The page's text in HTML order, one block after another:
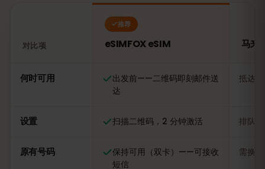
对比项
推荐
eSIMFOX eSIM 马来
何时可用
出发前——二维码即刻邮件送
达
抵达
设置 扫描二维码，2 分钟激活 排队
原有号码
保持可用（双卡）——可接收
短信
需换